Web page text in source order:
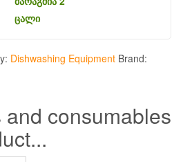
ცალი
Dishwashing Equipment Brand:
consumables